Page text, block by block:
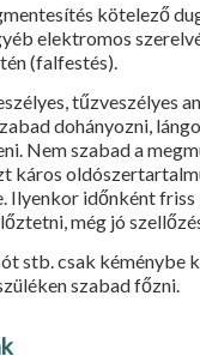
kötelező
elektromos
(falfestés).
tűzveszélyes
dohányozni,
Nem szabad a
káros
Ilyenkor időnként friss
még jó
stb. csak kéménybe
szabad főzni.